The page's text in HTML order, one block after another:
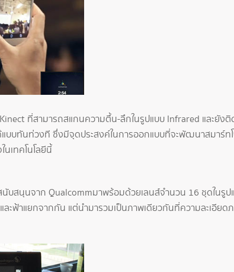
ที่สามารถสแกนความตื้น-ลึกในรูปแบบ Infrared และยัง
บบทันท่วงที ซึ่งมีจุดประสงค์ในการออกแบบที่จะพัฒนาสมาร์ท
เทคโนโลยีนี้
สนุนจาก Qualcomm มาพร้อมด้วยเลนส์จำนวน 16 ชุดในรู
ฟ้าแยกจากกัน แต่นำมารวมเป็นภาพเดียวกันที่ความละเอียด